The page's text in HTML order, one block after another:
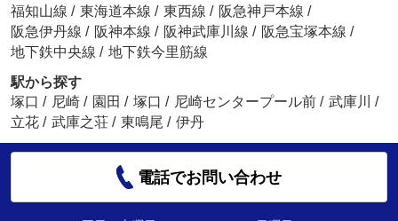
福知山線 / 東海道本線 / 東西線 / 阪急神戸本線 /
阪急伊丹線 / 阪神本線 / 阪神武庫川線 / 阪急宝塚本線 /
地下鉄中央線 / 地下鉄今里筋線
駅から探す
塚口 / 尼崎 / 園田 / 塚口 / 尼崎センタープール前 / 武庫川
/
立花 / 武庫之荘 / 東鳴尾 / 伊丹
電話でお問い合わせ